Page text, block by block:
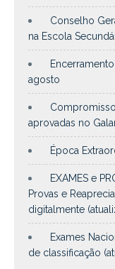
Conselho
na Escola
agosto
aprovadas no
Época
EXAMES e
Provas e
digitalmente
Exames
de classificação